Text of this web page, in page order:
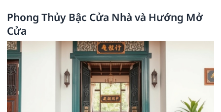
Phong Thủy Bậc Cửa Nhà và Hướng Mở
Cửa